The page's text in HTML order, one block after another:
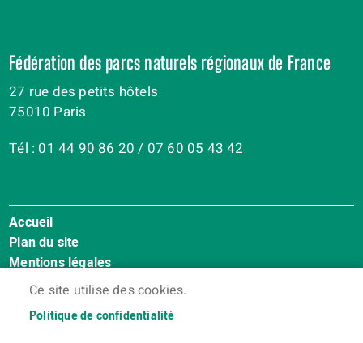
Ce site utilise des cookies.
Politique de confidentialité
Fédération des parcs naturels régionaux de France
27 rue des petits hôtels
75010 Paris
Tél : 01 44 90 86 20 / 07 60 05 43 42
Menu
Pied
de
page
Accueil
Plan du site
Mentions légales
Accessibilité : Non conforme
Contact